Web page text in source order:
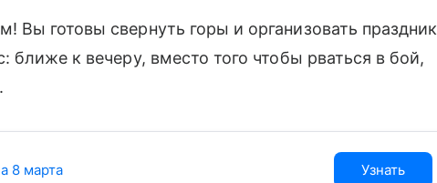
Вы готовы свернуть горы и организовать праздник
ближе к вечеру, вместо того чтобы рваться в бой,
8 марта Узнать